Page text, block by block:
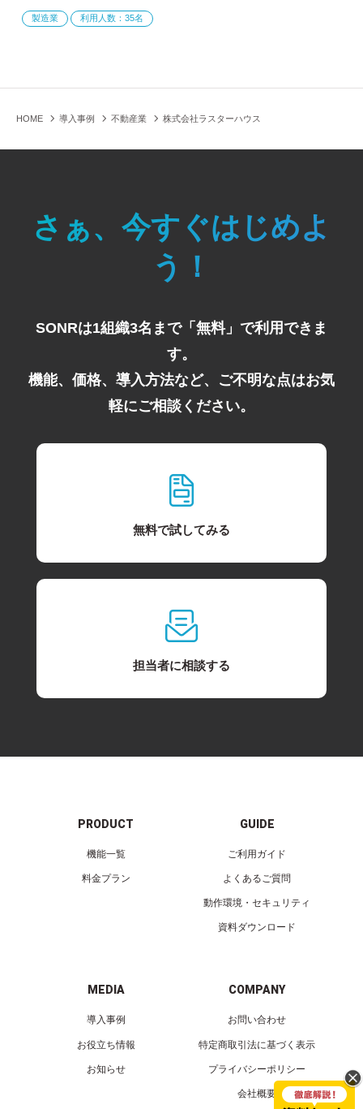
製造業 利用人数：35名
HOME 導入事例 不動産業 株式会社ラスターハウス
さぁ、今すぐはじめよ
う！
SONRは1組織3名まで「無料」で利用できま
す。
機能、価格、導入方法など、ご不明な点はお気
軽にご相談ください。
無料で試してみる
担当者に相談する
PRODUCT
機能一覧
料金プラン
GUIDE
ご利用ガイド
よくあるご質問
動作環境・セキュリティ
資料ダウンロード
MEDIA
導入事例
お役立ち情報
お知らせ
COMPANY
お問い合わせ
特定商取引法に基づく表示
プライバシーポリシー
会社概要